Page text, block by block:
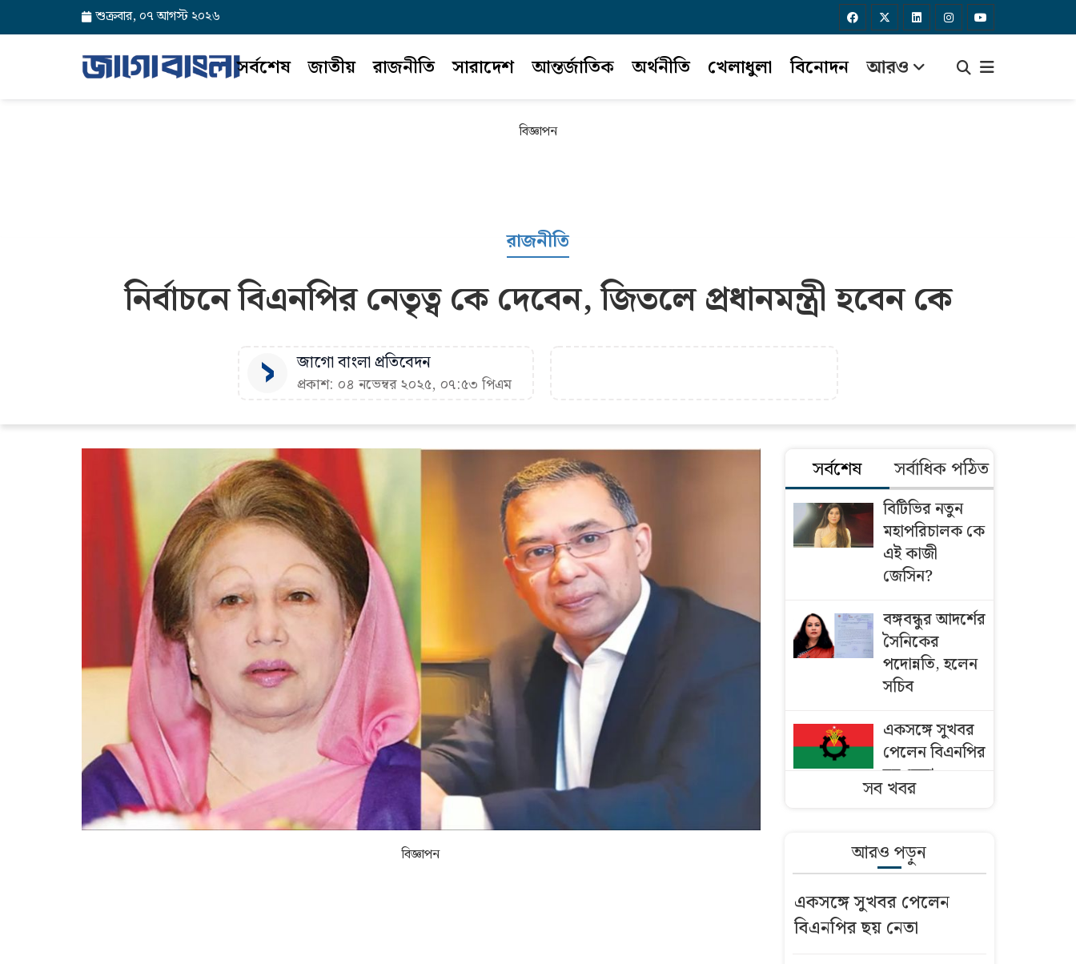
শুক্রবার, ০৭ আগস্ট ২০২৬
সর্বশেষ জাতীয় রাজনীতি সারাদেশ আন্তর্জাতিক অর্থনীতি খেলাধুলা বিনোদন আরও
বিজ্ঞাপন
রাজনীতি
নির্বাচনে বিএনপির নেতৃত্ব কে দেবেন, জিতলে প্রধানমন্ত্রী হবেন কে
জাগো বাংলা প্রতিবেদন
প্রকাশ: ০৪ নভেম্বর ২০২৫, ০৭:৫৩ পিএম
বিজ্ঞাপন
সর্বশেষ সর্বাধিক পঠিত
বিটিভির নতুন
মহাপরিচালক কে
এই কাজী
জেসিন?
বঙ্গবন্ধুর আদর্শের
সৈনিকের
পদোন্নতি, হলেন
সচিব
একসঙ্গে সুখবর
পেলেন বিএনপির
ছয় নেতা
হাইকমিশনারের
বাসভবনে আগুন
বাংলাদেশি
কৃষকদের ভিসা
সব খবর
আরও পড়ুন
একসঙ্গে সুখবর পেলেন
বিএনপির ছয় নেতা